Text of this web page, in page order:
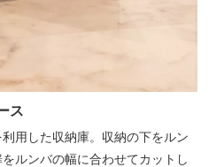
ス
用した収納庫。収納の下をルン
ルンバの幅に合わせてカットし